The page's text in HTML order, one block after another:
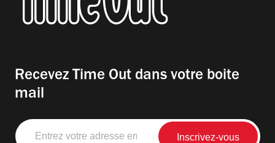
Recevez Time Out dans votre boite
mail
Entrez